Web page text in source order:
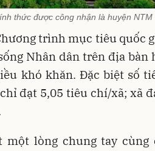
thức được công nhận là huyện NTM
trình mục tiêu quốc
Nhân dân trên địa bàn
khó khăn. Đặc biệt số
đạt 5,05 tiêu chí/xã; xã
một lòng chung tay cùng